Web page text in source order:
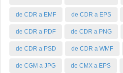
de CDR a EMF de CDR a EPS
de CDR a PDF de CDR a PNG
de CDR a PSD de CDR a WMF
de CGM a JPG de CMX a EPS